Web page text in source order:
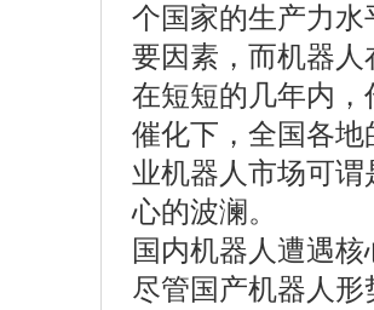
个国家的生产力
要因素，而机器
在短短的几年内
催化下，全国各
业机器人市场可
心的波澜。
国内机器人遭遇
尽管国产机器人